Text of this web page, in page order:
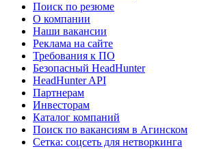
Поиск по резюме
О компании
Наши вакансии
Реклама на сайте
Требования к ПО
Безопасный HeadHunter
HeadHunter API
Партнерам
Инвесторам
Каталог компаний
Поиск по вакансиям в Агинском
Сетка: соцсеть для нетворкинга